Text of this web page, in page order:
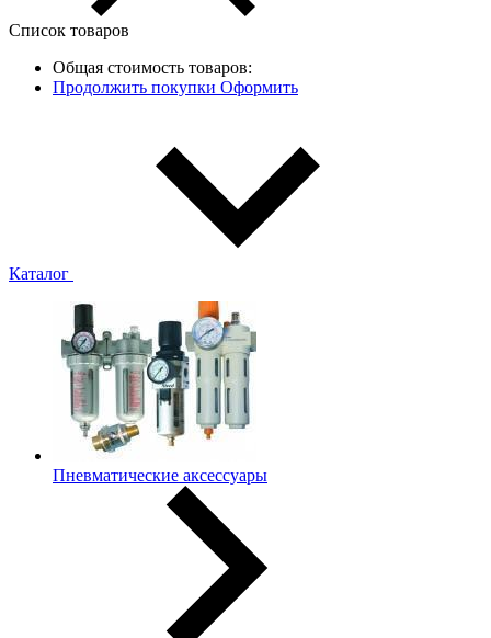
Список товаров
Общая стоимость товаров:
Продолжить покупки Оформить
Каталог
Пневматические аксессуары